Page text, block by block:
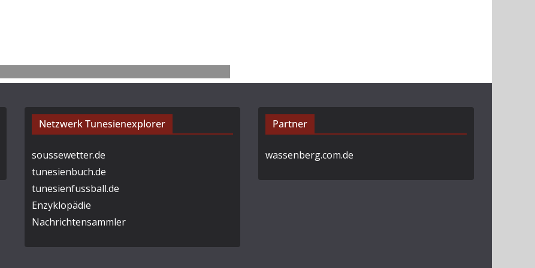
Netzwerk Tunesienexplorer
soussewetter.de
tunesienbuch.de
tunesienfussball.de
Enzyklopädie
Nachrichtensammler
Partner
wassenberg.com.de